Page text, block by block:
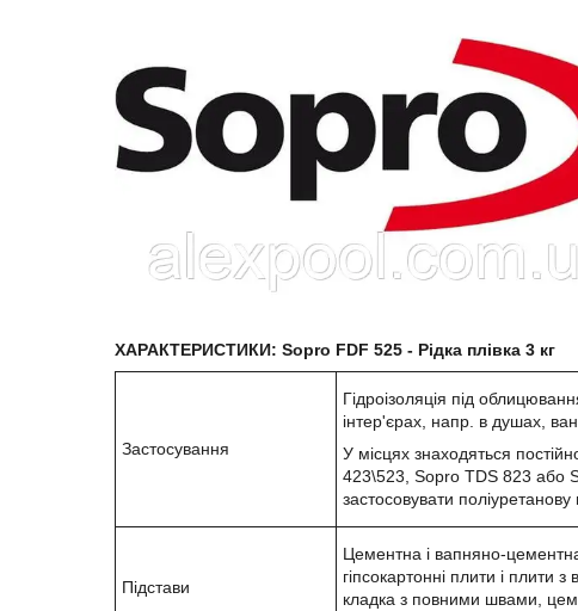
ХАРАКТЕРИСТИКИ: Sopro FDF 525 - Рідка плівка 3 кг
Застосування
Гідроізоляція під
інтер'єрах, напр. в душах,
У місцях знаходяться
423\523, Sopro TDS 823 або
застосовувати
Підстави
Цементна і вапняно-цементна
гіпсокартонні плити і плити
кладка з повними швами,